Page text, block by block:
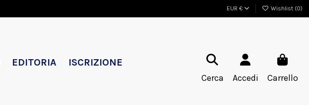
EUR € Wishlist (0)
EDITORIA
ISCRIZIONE
Cerca Accedi Carrello